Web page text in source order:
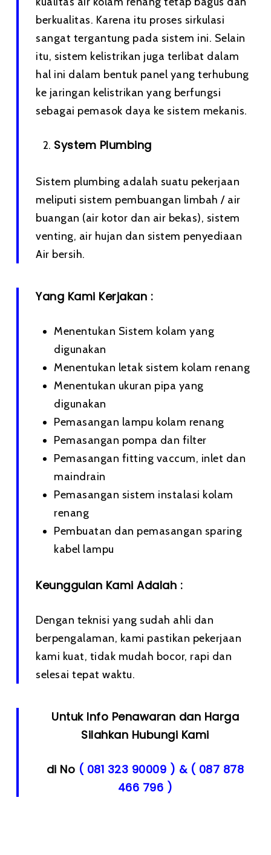
berkualitas. Karena itu proses sirkulasi
sangat tergantung pada sistem ini. Selain
itu, sistem kelistrikan juga terlibat dalam
hal ini dalam bentuk panel yang terhubung
ke jaringan kelistrikan yang berfungsi
sebagai pemasok daya ke sistem mekanis.
System Plumbing
Sistem plumbing adalah suatu pekerjaan
meliputi sistem pembuangan limbah / air
buangan (air kotor dan air bekas), sistem
venting, air hujan dan sistem penyediaan
Air bersih.
Yang Kami Kerjakan :
Menentukan Sistem kolam yang
digunakan
Menentukan letak sistem kolam renang
Menentukan ukuran pipa yang
digunakan
Pemasangan lampu kolam renang
Pemasangan pompa dan filter
Pemasangan fitting vaccum, inlet dan
maindrain
Pemasangan sistem instalasi kolam
renang
Pembuatan dan pemasangan sparing
kabel lampu
Keunggulan Kami Adalah :
Dengan teknisi yang sudah ahli dan
berpengalaman, kami pastikan pekerjaan
kami kuat, tidak mudah bocor, rapi dan
selesai tepat waktu.
Untuk Info Penawaran dan Harga
Silahkan Hubungi Kami
di No ( 081 323 90009 ) & ( 087 878
466 796 )